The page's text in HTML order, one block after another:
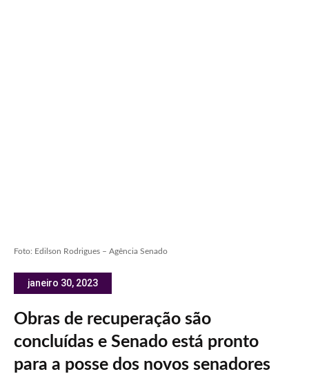
Foto: Edilson Rodrigues – Agência Senado
janeiro 30, 2023
Obras de recuperação são
concluídas e Senado está pronto
para a posse dos novos senadores